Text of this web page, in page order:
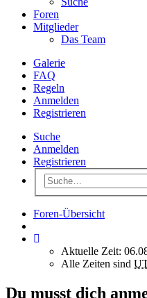
Foren
Mitglieder
Das Team
Galerie
FAQ
Regeln
Anmelden
Registrieren
Suche
Anmelden
Registrieren
Foren-Übersicht
Aktuelle Zeit:
Alle Zeiten sind
Du musst dich